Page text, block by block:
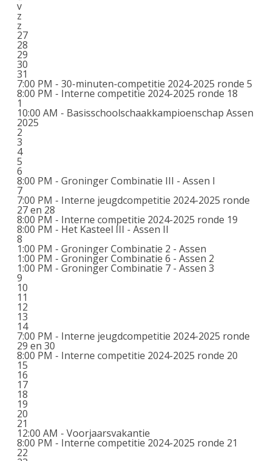
v
z
z
27
28
29
30
31
7:00 PM - 30-minuten-competitie 2024-2025 ronde 5
8:00 PM - Interne competitie 2024-2025 ronde 18
1
10:00 AM - Basisschoolschaakkampioenschap Assen
2025
2
3
4
5
6
8:00 PM - Groninger Combinatie III - Assen I
7
7:00 PM - Interne jeugdcompetitie 2024-2025 ronde
27 en 28
8:00 PM - Interne competitie 2024-2025 ronde 19
8:00 PM - Het Kasteel III - Assen II
8
1:00 PM - Groninger Combinatie 2 - Assen
1:00 PM - Groninger Combinatie 6 - Assen 2
1:00 PM - Groninger Combinatie 7 - Assen 3
9
10
11
12
13
14
7:00 PM - Interne jeugdcompetitie 2024-2025 ronde
29 en 30
8:00 PM - Interne competitie 2024-2025 ronde 20
15
16
17
18
19
20
21
12:00 AM - Voorjaarsvakantie
8:00 PM - Interne competitie 2024-2025 ronde 21
22